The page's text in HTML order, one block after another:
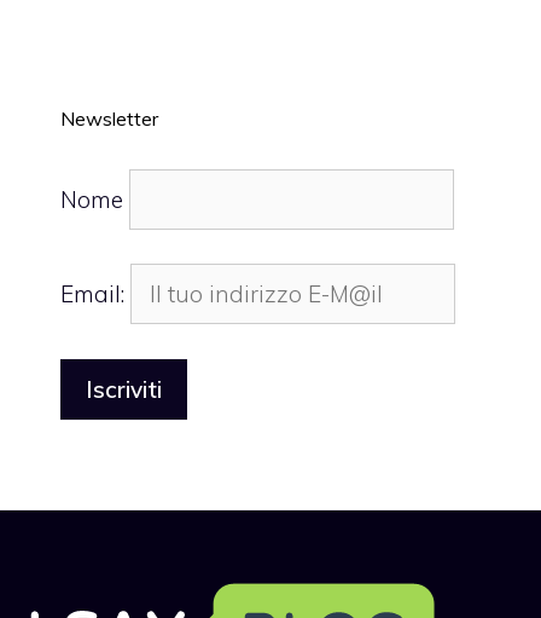
Newsletter
Nome
Email: